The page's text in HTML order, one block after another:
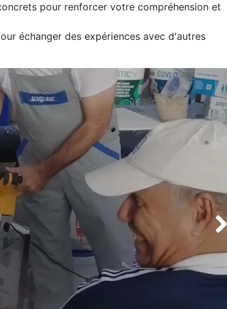
pour renforcer votre compréhension et
échanger des expériences avec d'autres